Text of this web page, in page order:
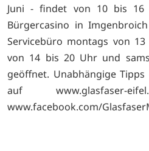
Juni - findet von 10 bis 16
Bürgercasino in
Servicebüro montags von
von 14 bis 20 Uhr und
geöffnet. Unabhängige
auf
www.facebook.com/